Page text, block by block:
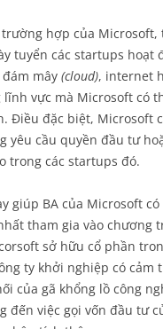
hợp của Microsoft,
tuyển các startups hoạt
mây (cloud), internet
lĩnh vực mà Microsoft có
Điều đặc biệt, Microsoft
yêu cầu quyền đầu tư
trong các startups đó.
giúp BA của Microsoft
tham gia vào chương
sở hữu cổ phần
ty khởi nghiệp có cảm
của gã khổng lồ công
đến việc gọi vốn đầu tư